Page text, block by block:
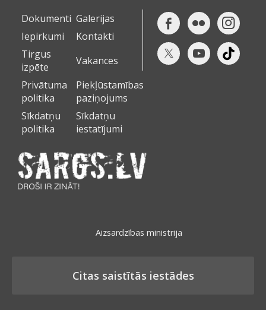
Dokumenti Galerijas
Iepirkumi
Kontakti
Tirgus
izpēte
Vakances
Privātuma
politika
Piekļūstamības
paziņojums
Sīkdatņu
politika
Sīkdatņu
iestatījumi
Aizsardzības ministrija
Citas saistītās iestādes